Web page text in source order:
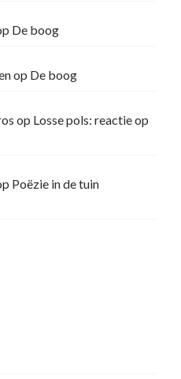
De boog
op De boog
op Losse pols: reactie op
Poëzie in de tuin